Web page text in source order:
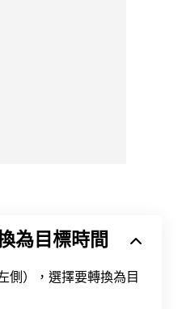
為目標時間
側），選擇要轉換為目